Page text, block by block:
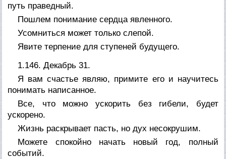
путь праведный.
Пошлем понимание сердца явленного.
Усомниться может только слепой.
Явите терпение для ступеней будущего.
1.146. Декабрь 31.
Я вам счастье являю, примите его и научитесь
понимать написанное.
Все, что можно ускорить без гибели, будет
ускорено.
Жизнь раскрывает пасть, но дух несокрушим.
Можете спокойно начать новый год, полный
событий.